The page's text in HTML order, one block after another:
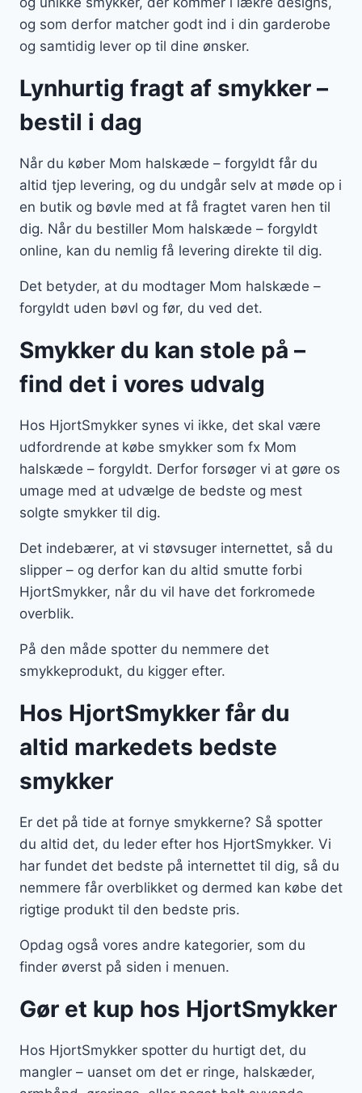
og som derfor matcher godt ind i din garderobe
og samtidig lever op til dine ønsker.
Lynhurtig fragt af smykker –
bestil i dag
Når du køber Mom halskæde – forgyldt får du
altid tjep levering, og du undgår selv at møde op i
en butik og bøvle med at få fragtet varen hen til
dig. Når du bestiller Mom halskæde – forgyldt
online, kan du nemlig få levering direkte til dig.
Det betyder, at du modtager Mom halskæde –
forgyldt uden bøvl og før, du ved det.
Smykker du kan stole på –
find det i vores udvalg
Hos HjortSmykker synes vi ikke, det skal være
udfordrende at købe smykker som fx Mom
halskæde – forgyldt. Derfor forsøger vi at gøre os
umage med at udvælge de bedste og mest
solgte smykker til dig.
Det indebærer, at vi støvsuger internettet, så du
slipper – og derfor kan du altid smutte forbi
HjortSmykker, når du vil have det forkromede
overblik.
På den måde spotter du nemmere det
smykkeprodukt, du kigger efter.
Hos HjortSmykker får du
altid markedets bedste
smykker
Er det på tide at fornye smykkerne? Så spotter
du altid det, du leder efter hos HjortSmykker. Vi
har fundet det bedste på internettet til dig, så du
nemmere får overblikket og dermed kan købe det
rigtige produkt til den bedste pris.
Opdag også vores andre kategorier, som du
finder øverst på siden i menuen.
Gør et kup hos HjortSmykker
Hos HjortSmykker spotter du hurtigt det, du
mangler – uanset om det er ringe, halskæder,